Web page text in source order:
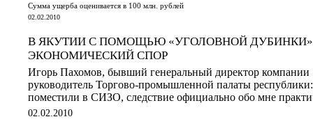
Сумма ущерба оценивается в 100 млн. рублей
02.02.2010
В ЯКУТИИ С ПОМОЩЬЮ «УГОЛОВНОЙ ДУБИНКИ»
ЭКОНОМИЧЕСКИЙ СПОР
Игорь Пахомов, бывший генеральный директор компании
руководитель Торгово-промышленной палаты
поместили в СИЗО, следствие официально обо мне
02.02.2010